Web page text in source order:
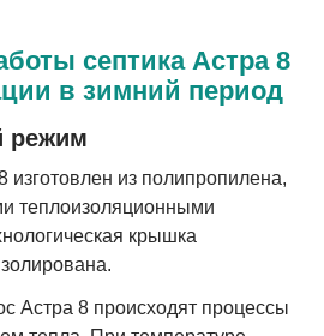
септика Астра 8
в зимний период
режим
изготовлен из полипропилена,
теплоизоляционными
крышка
Астра 8 происходят процессы